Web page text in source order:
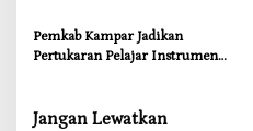
dan Kompensasi untuk Warga
Sungai Tapung
Pemkab Kampar Jadikan
Pertukaran Pelajar Instrumen
Jangan Lewatkan